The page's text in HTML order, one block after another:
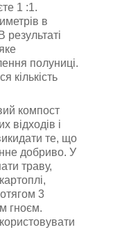
1 :1.
в
результаті
полуниці.
кількість
компост
відходів і
те, що
добриво. У
траву,
3
гноєм.